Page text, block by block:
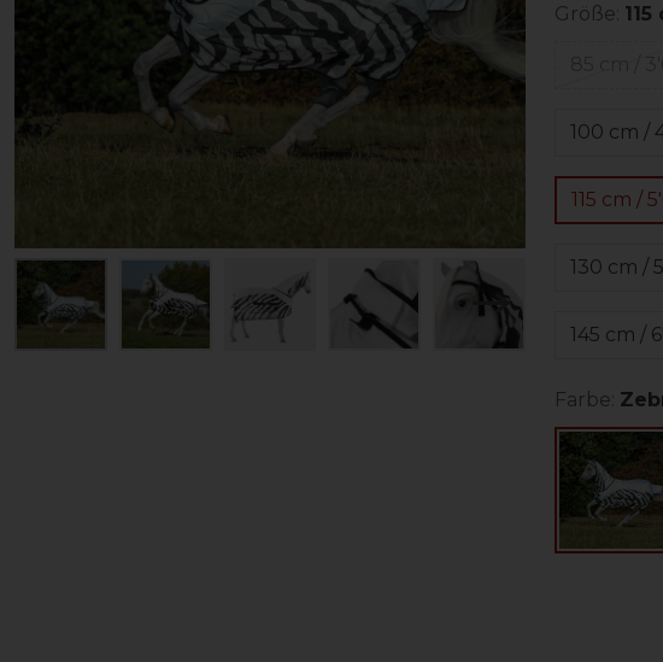
Größe:
100 cm /
115 cm /
130 cm /
145 cm /
Farbe: